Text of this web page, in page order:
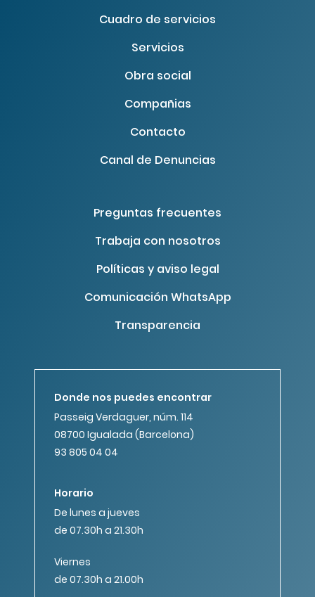
Cuadro de servicios
Servicios
Obra social
Compañias
Contacto
Canal de Denuncias
Preguntas frecuentes
Trabaja con nosotros
Políticas y aviso legal
Comunicación WhatsApp
Transparencia
Donde nos puedes encontrar
Passeig Verdaguer, núm. 114
08700 Igualada (Barcelona)
93 805 04 04
Horario
De lunes a jueves
de 07.30h a 21.30h
Viernes
de 07.30h a 21.00h